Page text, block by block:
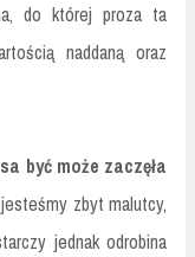
do której proza ta
naddaną oraz
być może zaczęła
zbyt malutcy,
jednak odrobina